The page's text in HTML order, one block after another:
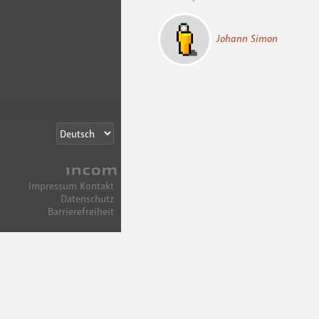
Impressum Kontakt
Datenschutz
Barrierefreiheit
Johann Simon